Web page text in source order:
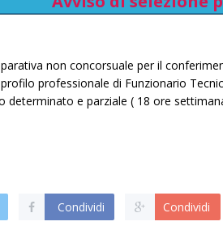
non concorsuale per il
professionale di Funzionario
determinato e parziale ( 18 ore
Condividi Condividi